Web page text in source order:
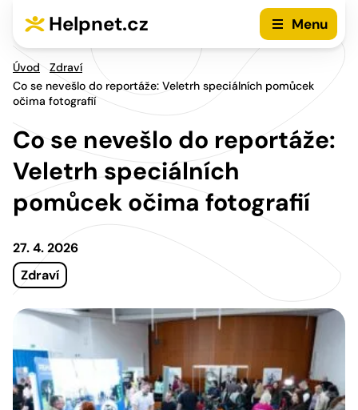
Helpnet.cz Menu
Úvod
Zdraví
Co se nevešlo do reportáže: Veletrh speciálních pomůcek
očima fotografií
Co se nevešlo do reportáže:
Veletrh speciálních
pomůcek očima fotografií
27. 4. 2026
Zdraví